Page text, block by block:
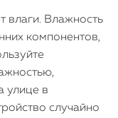
влаги. Влажность
компонентов,
улице в
случайно